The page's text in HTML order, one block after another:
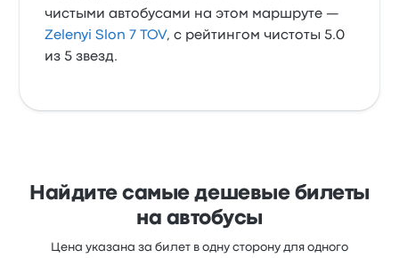
чистыми автобусами на этом маршруте —
Zelenyi Slon 7 TOV, с рейтингом чистоты 5.0
из 5 звезд.
Найдите самые дешевые билеты
на автобусы
Цена указана за билет в одну сторону для одного